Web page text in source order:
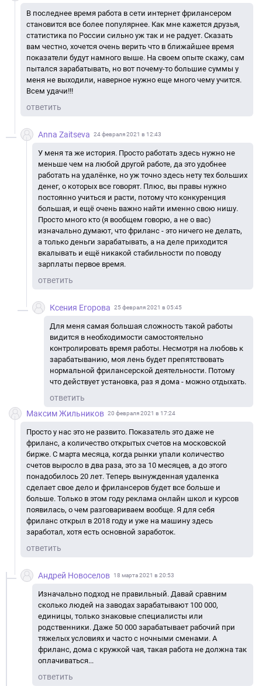
В последнее время работа в сети интернет фрилансером
становится все более популярнее. Как мне кажется друзья,
статистика по России сильно уж так и не радует. Сказать
вам честно, хочется очень верить что в ближайшее время
показатели будут намного выше. На своем опыте скажу, сам
пытался зарабатывать, но вот почему-то большие суммы у
меня не выходили, наверное нужно еще много чему учится.
Всем удачи!!!
ответить
Anna Zaitseva 24 февраля 2021 в 12:43
У меня та же история. Просто работать здесь нужно не
меньше чем на любой другой работе, да это удобнее
работать на удалёнке, но уж точно здесь нету тех больших
денег, о которых все говорят. Плюс, вы правы нужно
постоянно учиться и расти, потому что конкуренция
большая, и ещё очень важно найти именно свою нишу.
Просто много кто (я вообщем говорю, а не о вас)
изначально думают, что фриланс - это ничего не делать,
а только деньги зарабатывать, а на деле приходится
вкалывать и ещё никакой стабильности по поводу
зарплаты первое время.
ответить
Ксения Егорова 25 февраля 2021 в 05:45
Для меня самая большая сложность такой работы
видится в необходимости самостоятельно
контролировать время работы. Несмотря на любовь к
зарабатыванию, моя лень будет препятствовать
нормальной фрилансерской деятельности. Потому
что действует установка, раз я дома - можно отдыхать.
ответить
Максим Жильников 20 февраля 2021 в 17:24
Просто у нас это не развито. Показатель это даже не
фриланс, а количество открытых счетов на московской
бирже. С марта месяца, когда рынки упали количество
счетов выросло в два раза, это за 10 месяцев, а до этого
понадобилось 20 лет. Теперь вынужденная удаленка
сделает свое дело и фрилансеров будет все больше и
больше. Только в этом году реклама онлайн школ и курсов
появилась, о чем разговариваем вообще. Я для себя
фриланс открыл в 2018 году и уже на машину здесь
заработал, хотя есть основной заработок.
ответить
Андрей Новоселов 18 марта 2021 в 20:53
Изначально подход не правильный. Давай сравним
сколько людей на заводах зарабатывают 100 000,
единицы, только знаковые специалисты или
родственники. Даже 50 000 зарабатывает рабочий при
тяжелых условиях и часто с ночными сменами. А
фриланс, дома с кружкой чая, такая работа не должна так
оплачиваться...
ответить